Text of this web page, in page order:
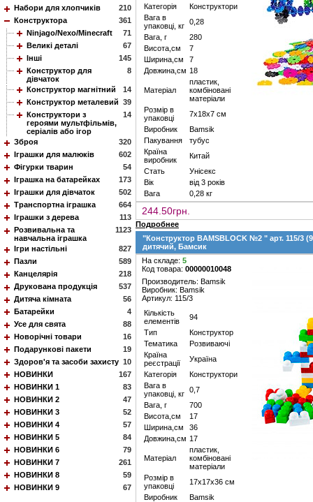
210
Набори для хлопчиків
361
Конструктора
71
Ninjago/Nexo/Minecraft
67
Великі деталі
145
Інші
8
Конструктор для
дівчаток
14
Конструктор магнітний
39
Конструктор металевий
14
Конструктори з
героями мультфільмів,
серіалів або ігор
320
Зброя
602
Іграшки для малюків
54
Фігурки тварин
173
Іграшка на батарейках
502
Іграшки для дівчаток
664
Транспортна іграшка
113
Іграшки з дерева
1123
Розвивальна та
навчальна іграшка
827
Ігри настільні
589
Пазли
218
Канцелярія
537
Друкована продукція
56
Дитяча кімната
4
Батарейки
88
Усе для свята
16
Новорічні товари
19
Подарункові пакети
10
Здоров'я та засоби захисту
167
НОВИНКИ
83
НОВИНКИ 1
47
НОВИНКИ 2
52
НОВИНКИ 3
57
НОВИНКИ 4
84
НОВИНКИ 5
79
НОВИНКИ 6
261
НОВИНКИ 7
59
НОВИНКИ 8
67
НОВИНКИ 9
Категорія
Конструктори
Вага в
упаковці, кг 0,28
Вага, г
280
Висота,см
7
Ширина,см
7
Довжина,см 18
Матеріал
пластик,
комбіновані
матеріали
Розмір в
упаковці
7х18х7 см
Виробник
Bamsik
Пакування
тубус
Країна
виробник
Китай
Стать
Унісекс
Вік
від 3 років
Вага
0,28 кг
244.50грн.
Подробнее
"Конструктор BAMSBLOCK №2 " арт. 115/3
дитячий, Бамсик
На складе: 5
Код товара: 00000010048
Производитель: Bamsik
Виробник: Bamsik
Артикул: 115/3
Кількість
елементів
94
Тип
Конструктор
Тематика
Розвиваючі
Країна
реєстрації
Україна
Категорія
Конструктори
Вага в
упаковці, кг 0,7
Вага, г
700
Висота,см
17
Ширина,см
36
Довжина,см 17
Матеріал
пластик,
комбіновані
матеріали
Розмір в
упаковці
17х17х36 см
Виробник
Bamsik